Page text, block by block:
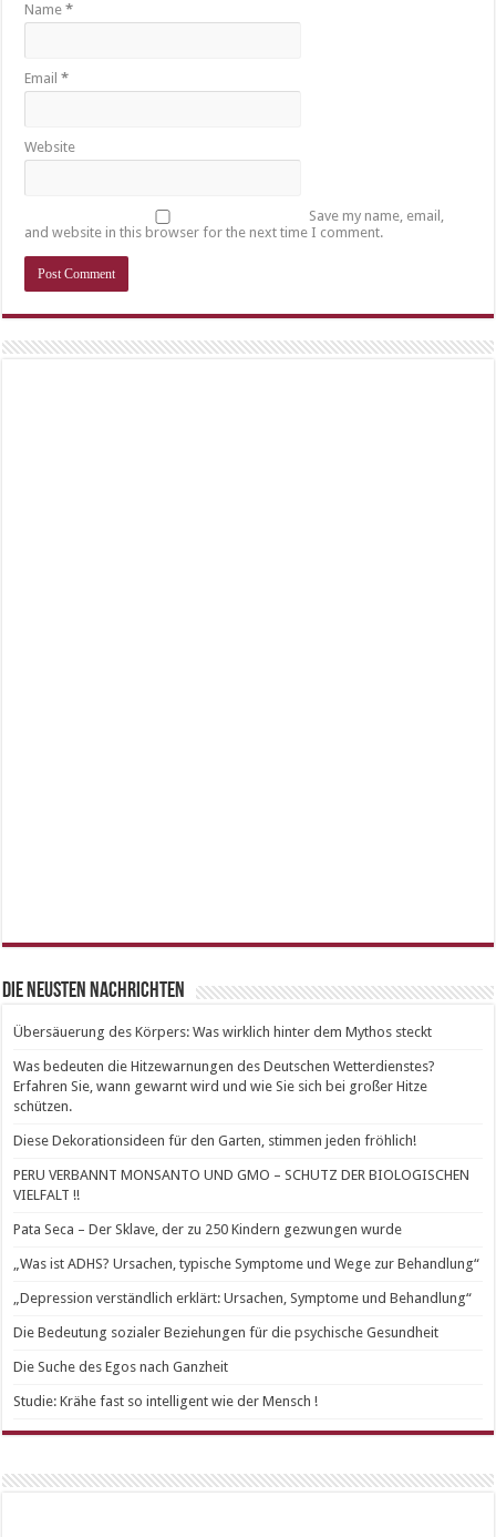
Name*
Email*
Website
Save my name, email,
and website in this browser for the next time I comment.
Die neusten Nachrichten
Übersäuerung des Körpers: Was wirklich hinter dem Mythos steckt
Was bedeuten die Hitzewarnungen des Deutschen Wetterdienstes?
Erfahren Sie, wann gewarnt wird und wie Sie sich bei großer Hitze
schützen.
Diese Dekorationsideen für den Garten, stimmen jeden fröhlich!
PERU VERBANNT MONSANTO UND GMO – SCHUTZ DER BIOLOGISCHEN
VIELFALT !!
Pata Seca – Der Sklave, der zu 250 Kindern gezwungen wurde
„Was ist ADHS? Ursachen, typische Symptome und Wege zur Behandlung“
„Depression verständlich erklärt: Ursachen, Symptome und Behandlung“
Die Bedeutung sozialer Beziehungen für die psychische Gesundheit
Die Suche des Egos nach Ganzheit
Studie: Krähe fast so intelligent wie der Mensch !